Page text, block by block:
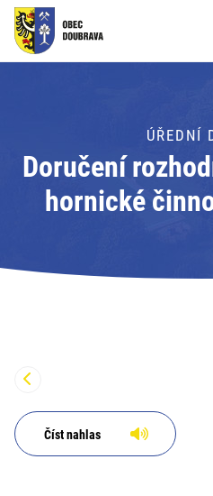
OBECNÍ
PRO
Formuláře
PRO
ÚŘEDNÍ
Doručení
hornické
krajů
Číst nahlas